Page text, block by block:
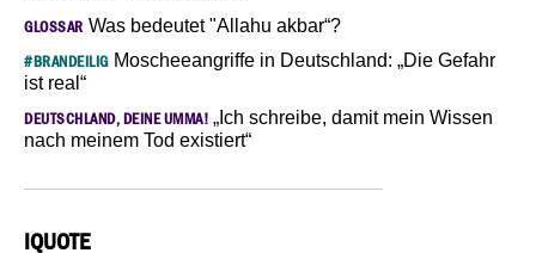
GLOSSAR Was bedeutet "Allahu akbar“?
#BRANDEILIGMoscheeangriffe in Deutschland: „Die Gefahr
ist real“
DEUTSCHLAND, DEINE UMMA! „Ich schreibe, damit mein Wissen
nach meinem Tod existiert“
IQUOTE